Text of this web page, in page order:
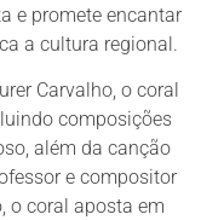
e promete encantar
a cultura regional.
Carvalho, o coral
composições
além da canção
e compositor
o coral aposta em